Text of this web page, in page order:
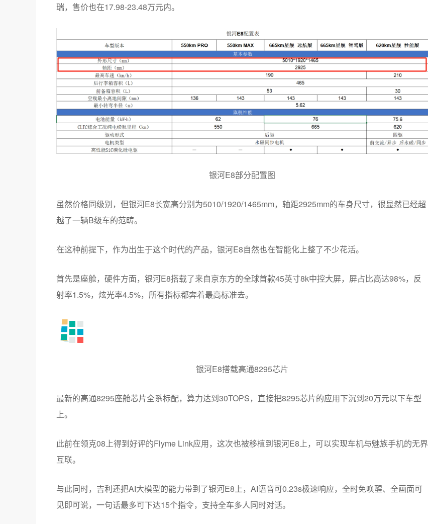
瑞，售价也在17.98-23.48万元内。
银河E8部分配置图
虽然价格同级别，但银河E8长宽高分别为5010/1920/1465mm，轴距2925mm的车身尺寸，很显然已经超
越了一辆B级车的范畴。
在这种前提下，作为出生于这个时代的产品，银河E8自然也在智能化上整了不少花活。
首先是座舱，硬件方面，银河E8搭载了来自京东方的全球首款45英寸8k中控大屏，屏占比高达98%，反
射率1.5%，炫光率4.5%，所有指标都奔着最高标准去。
银河E8搭载高通8295芯片
最新的高通8295座舱芯片全系标配，算力达到30TOPS，直接把8295芯片的应用下沉到20万元以下车型
上。
此前在领克08上得到好评的Flyme Link应用，这次也被移植到银河E8上，可以实现车机与魅族手机的无界
互联。
与此同时，吉利还把AI大模型的能力带到了银河E8上，AI语音可0.23s极速响应，全时免唤醒、全画面可
见即可说，一句话最多可下达15个指令，支持全车多人同时对话。